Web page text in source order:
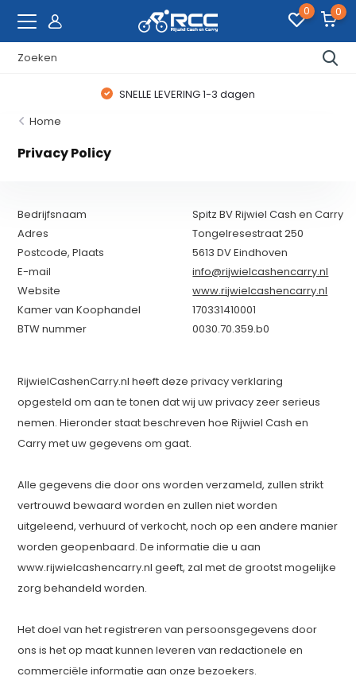
0 0
SNELLE LEVERING 1-3 dagen
Home
Privacy Policy
Bedrijfsnaam
Spitz BV Rijwiel Cash en Carry
Adres
Tongelresestraat 250
Postcode, Plaats
5613 DV Eindhoven
E-mail
info@rijwielcashencarry.nl
Website
www.rijwielcashencarry.nl
Kamer van Koophandel
170331410001
BTW nummer
0030.70.359.b0
RijwielCashenCarry.nl heeft deze privacy verklaring
opgesteld om aan te tonen dat wij uw privacy zeer serieus
nemen. Hieronder staat beschreven hoe Rijwiel Cash en
Carry met uw gegevens om gaat.
Alle gegevens die door ons worden verzameld, zullen strikt
vertrouwd bewaard worden en zullen niet worden
uitgeleend, verhuurd of verkocht, noch op een andere manier
worden geopenbaard. De informatie die u aan
www.rijwielcashencarry.nl geeft, zal met de grootst mogelijke
zorg behandeld worden.
Het doel van het registreren van persoonsgegevens door
ons is het op maat kunnen leveren van redactionele en
commerciële informatie aan onze bezoekers.